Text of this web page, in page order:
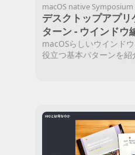
macOS native Symposium
デスクトップアプ
ターン - ウインドウ
macOSらしいウインド
役立つ基本パターンを紹